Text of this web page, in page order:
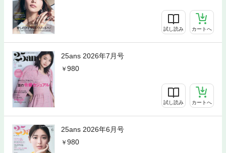
試し読み カートへ
25ans 2026年7月号
980
試し読み カートへ
25ans 2026年6月号
980